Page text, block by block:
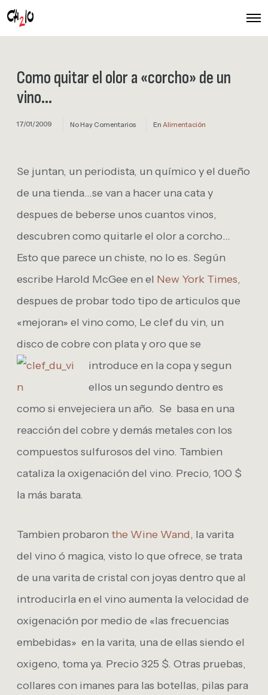
O
Como quitar el olor a «corcho» de un
vino…
17/01/2009 No Hay Comentarios En Alimentación
Se juntan, un periodista, un químico y el dueño
de una tienda…se van a hacer una cata y
despues de beberse unos cuantos vinos,
descubren como quitarle el olor a corcho…
Esto que parece un chiste, no lo es. Según
escribe Harold McGee en el New York Times,
despues de probar todo tipo de articulos que
«mejoran» el vino como, Le clef du vin, un
disco de cobre con plata y oro que se
introduce en la copay segun
ellos un segundo dentro es
como si envejeciera un año. Se basa en una
reacción del cobre y demás metales con los
compuestos sulfurosos del vino. Tambien
cataliza la oxigenación del vino. Precio, 100 $
la más barata.
Tambien probaron the Wine Wand, la varita
del vino ó magica, visto lo que ofrece, se trata
de una varita de cristal con joyas dentro que al
introducirla en el vino aumenta la velocidad de
oxigenación por medio de «las frecuencias
embebidas» en la varita, una de ellas siendo el
oxigeno, toma ya. Precio 325 $. Otras pruebas,
collares con imanes para las botellas, pilas para